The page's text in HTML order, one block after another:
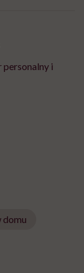
i
domu